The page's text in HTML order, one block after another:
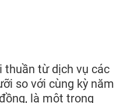
thuần từ dịch vụ các
so với cùng kỳ năm
là một trong